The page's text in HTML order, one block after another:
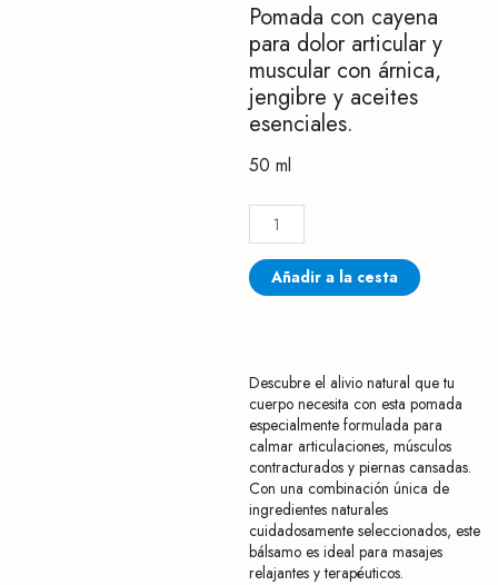
Pomada con cayena
para dolor articular y
muscular con árnica,
jengibre y aceites
esenciales.
50 ml
Pomada
Cayena
cantidad
Añadir a la cesta
Descubre el alivio natural que tu
cuerpo necesita con esta pomada
especialmente formulada para
calmar articulaciones, músculos
contracturados y piernas cansadas.
Con una combinación única de
ingredientes naturales
cuidadosamente seleccionados, este
bálsamo es ideal para masajes
relajantes y terapéuticos.